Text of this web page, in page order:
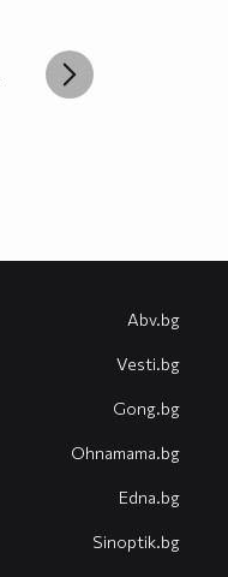
Abv.bg
Vesti.bg
Gong.bg
Оhnamama.bg
Edna.bg
Sinoptik.bg